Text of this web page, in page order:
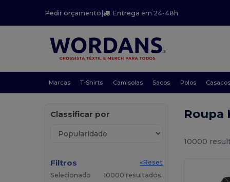
Pedir orçamento| Entrega em 24-48h
Marcas T-Shirts Camisolas Sacos Polos Casacos
Classificar por
Filtros
«Reset
Selecionado
10000 resultados.
Roupa
10000